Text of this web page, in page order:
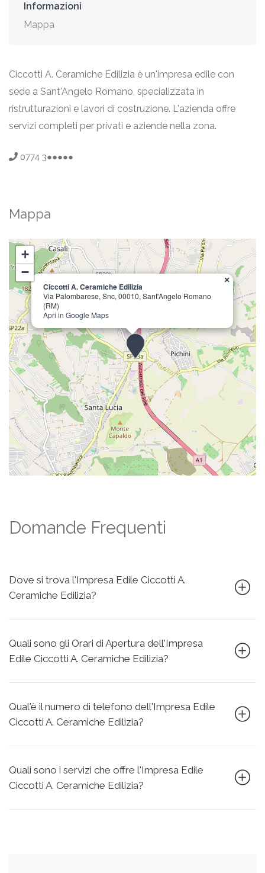
Informazioni
Mappa
Ciccotti A. Ceramiche Edilizia è un'impresa edile con
sede a Sant'Angelo Romano, specializzata in
ristrutturazioni e lavori di costruzione. L'azienda offre
servizi completi per privati e aziende nella zona.
0774 3●●●●●
Mappa
Ciccotti A. Ceramiche Edilizia
Via Palombarese, Snc, 00010, Sant'Angelo Romano
(RM)
Apri in Google Maps
×
+
−
Domande Frequenti
Dove si trova l'Impresa Edile Ciccotti A.
Ceramiche Edilizia?
Quali sono gli Orari di Apertura dell'Impresa
Edile Ciccotti A. Ceramiche Edilizia?
Qual'è il numero di telefono dell'Impresa Edile
Ciccotti A. Ceramiche Edilizia?
Quali sono i servizi che offre l'Impresa Edile
Ciccotti A. Ceramiche Edilizia?